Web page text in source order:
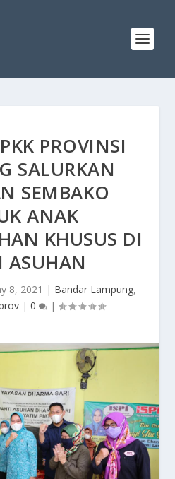
PROVINSI
SALURKAN
SEMBAKO
ANAK
KHUSUS DI
ASUHAN
8, 2021 | Bandar Lampung,
| 0 |